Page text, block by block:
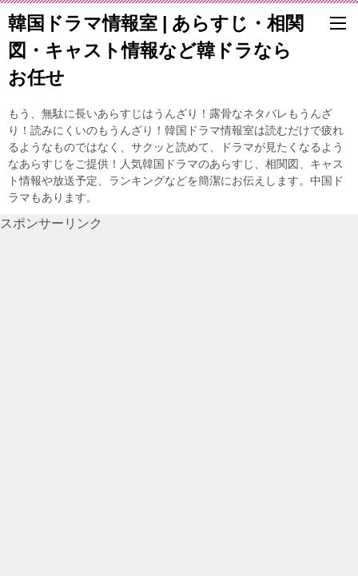
韓国ドラマ情報室 | あらすじ・相関
図・キャスト情報など韓ドラなら
お任せ
もう、無駄に長いあらすじはうんざり！露骨なネタバレもうんざ
り！読みにくいのもうんざり！韓国ドラマ情報室は読むだけで疲れ
るようなものではなく、サクッと読めて、ドラマが見たくなるよう
なあらすじをご提供！人気韓国ドラマのあらすじ、相関図、キャス
ト情報や放送予定、ランキングなどを簡潔にお伝えします。中国ド
ラマもあります。
スポンサーリンク